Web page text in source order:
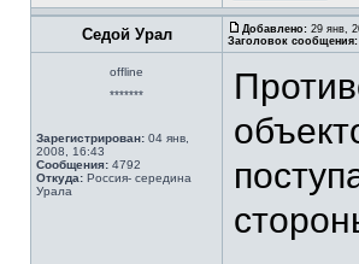
Седой Урал Добавлено: 29 янв,
Заголовок сообщения:
offline
*******
Зарегистрирован: 04 янв,
2008, 16:43
Сообщения: 4792
Откуда: Россия- середина
Урала